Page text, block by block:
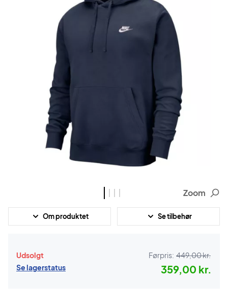
Zoom
Om produktet Se tilbehør
Udsolgt
Se lagerstatus
Førpris: 449,00 kr.
359,00 kr.